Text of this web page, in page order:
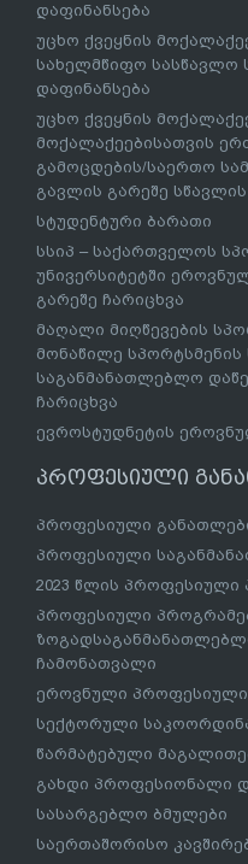
დაფინანსება
უცხო ქვეყნის
სახელმწიფო სასწავლო
დაფინანსება
უცხო ქვეყნის
მოქალაქეებისათვის
გამოცდების/საერთო
გავლის გარეშე
სტუდენტური ბარათი
სსიპ – საქართველოს
უნივერსიტეტში
გარეშე ჩარიცხვა
მაღალი მიღწევების
მონაწილე
საგანმანათლებლო
ჩარიცხვა
ევროსტუდნეტის
პროფესიული
პროფესიული
პროფესიული
2023 წლის
პროფესიული
ჩამონათვალი
ეროვნული პროფესიული
სექტორული
წარმატებული
გახდი პროფესიონალი
სასარგებლო ბმულები
საერთაშორისო